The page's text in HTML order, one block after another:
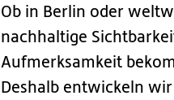
Ob in Berlin oder
nachhaltige
Aufmerksamkeit
Deshalb entwickeln